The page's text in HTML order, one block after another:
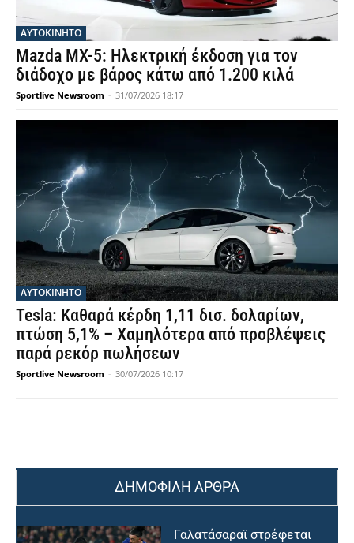
ΑΥΤΟΚΙΝΗΤΟ
Mazda MX-5: Ηλεκτρική έκδοση για τον
διάδοχο με βάρος κάτω από 1.200 κιλά
Sportlive Newsroom - 31/07/2026 18:17
ΑΥΤΟΚΙΝΗΤΟ
Tesla: Καθαρά κέρδη 1,11 δισ. δολαρίων,
πτώση 5,1% – Χαμηλότερα από προβλέψεις
παρά ρεκόρ πωλήσεων
Sportlive Newsroom - 30/07/2026 10:17
ΔΗΜΟΦΙΛΗ ΑΡΘΡΑ
Γαλατάσαραϊ στρέφεται